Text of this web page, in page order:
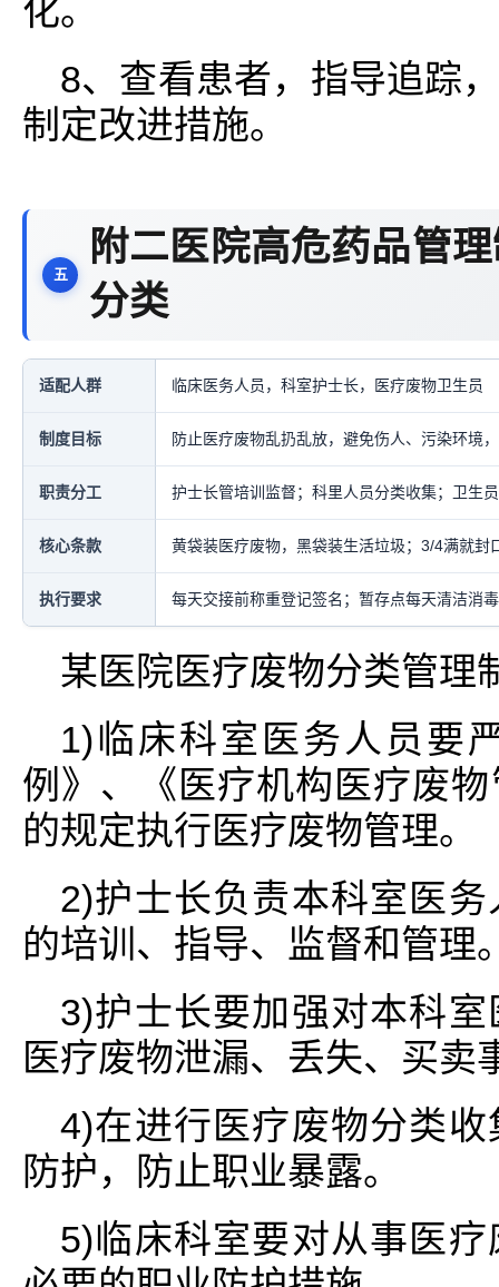
化。
8、查看患者，指导追踪
制定改进措施。
附二医院高危药品管
分类
适配人群 临床医务人员，科室护士长，医疗废物卫生员
制度目标 防止医疗废物乱扔乱放，避免伤人、污染环境
职责分工 护士长管培训监督；科里人员分类收集；卫生
核心条款 黄袋装医疗废物，黑袋装生活垃圾；3/4满就封
执行要求 每天交接前称重登记签名；暂存点每天清洁消
某医院医疗废物分类管理
1)临床科室医务人员要
例》、《医疗机构医疗废
的规定执行医疗废物管理。
2)护士长负责本科室医
的培训、指导、监督和管理
3)护士长要加强对本科
医疗废物泄漏、丢失、买卖
4)在进行医疗废物分类
防护，防止职业暴露。
5)临床科室要对从事医